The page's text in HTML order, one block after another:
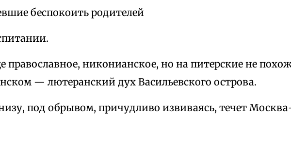
беспокоить родителей
православное, никонианское, но на питерские не
— лютеранский дух Васильевского острова.
под обрывом, причудливо извиваясь, течет